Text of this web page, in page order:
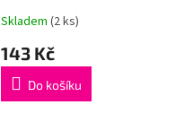
Průměrné
produktu
5,0
Skladem (2 ks)
143 Kč
Do košíku